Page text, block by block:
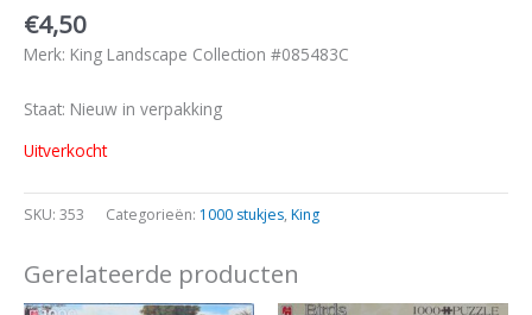
€4,50
Merk: King Landscape Collection #085483C
Staat: Nieuw in verpakking
Uitverkocht
SKU: 353 Categorieën: 1000 stukjes, King
Gerelateerde producten